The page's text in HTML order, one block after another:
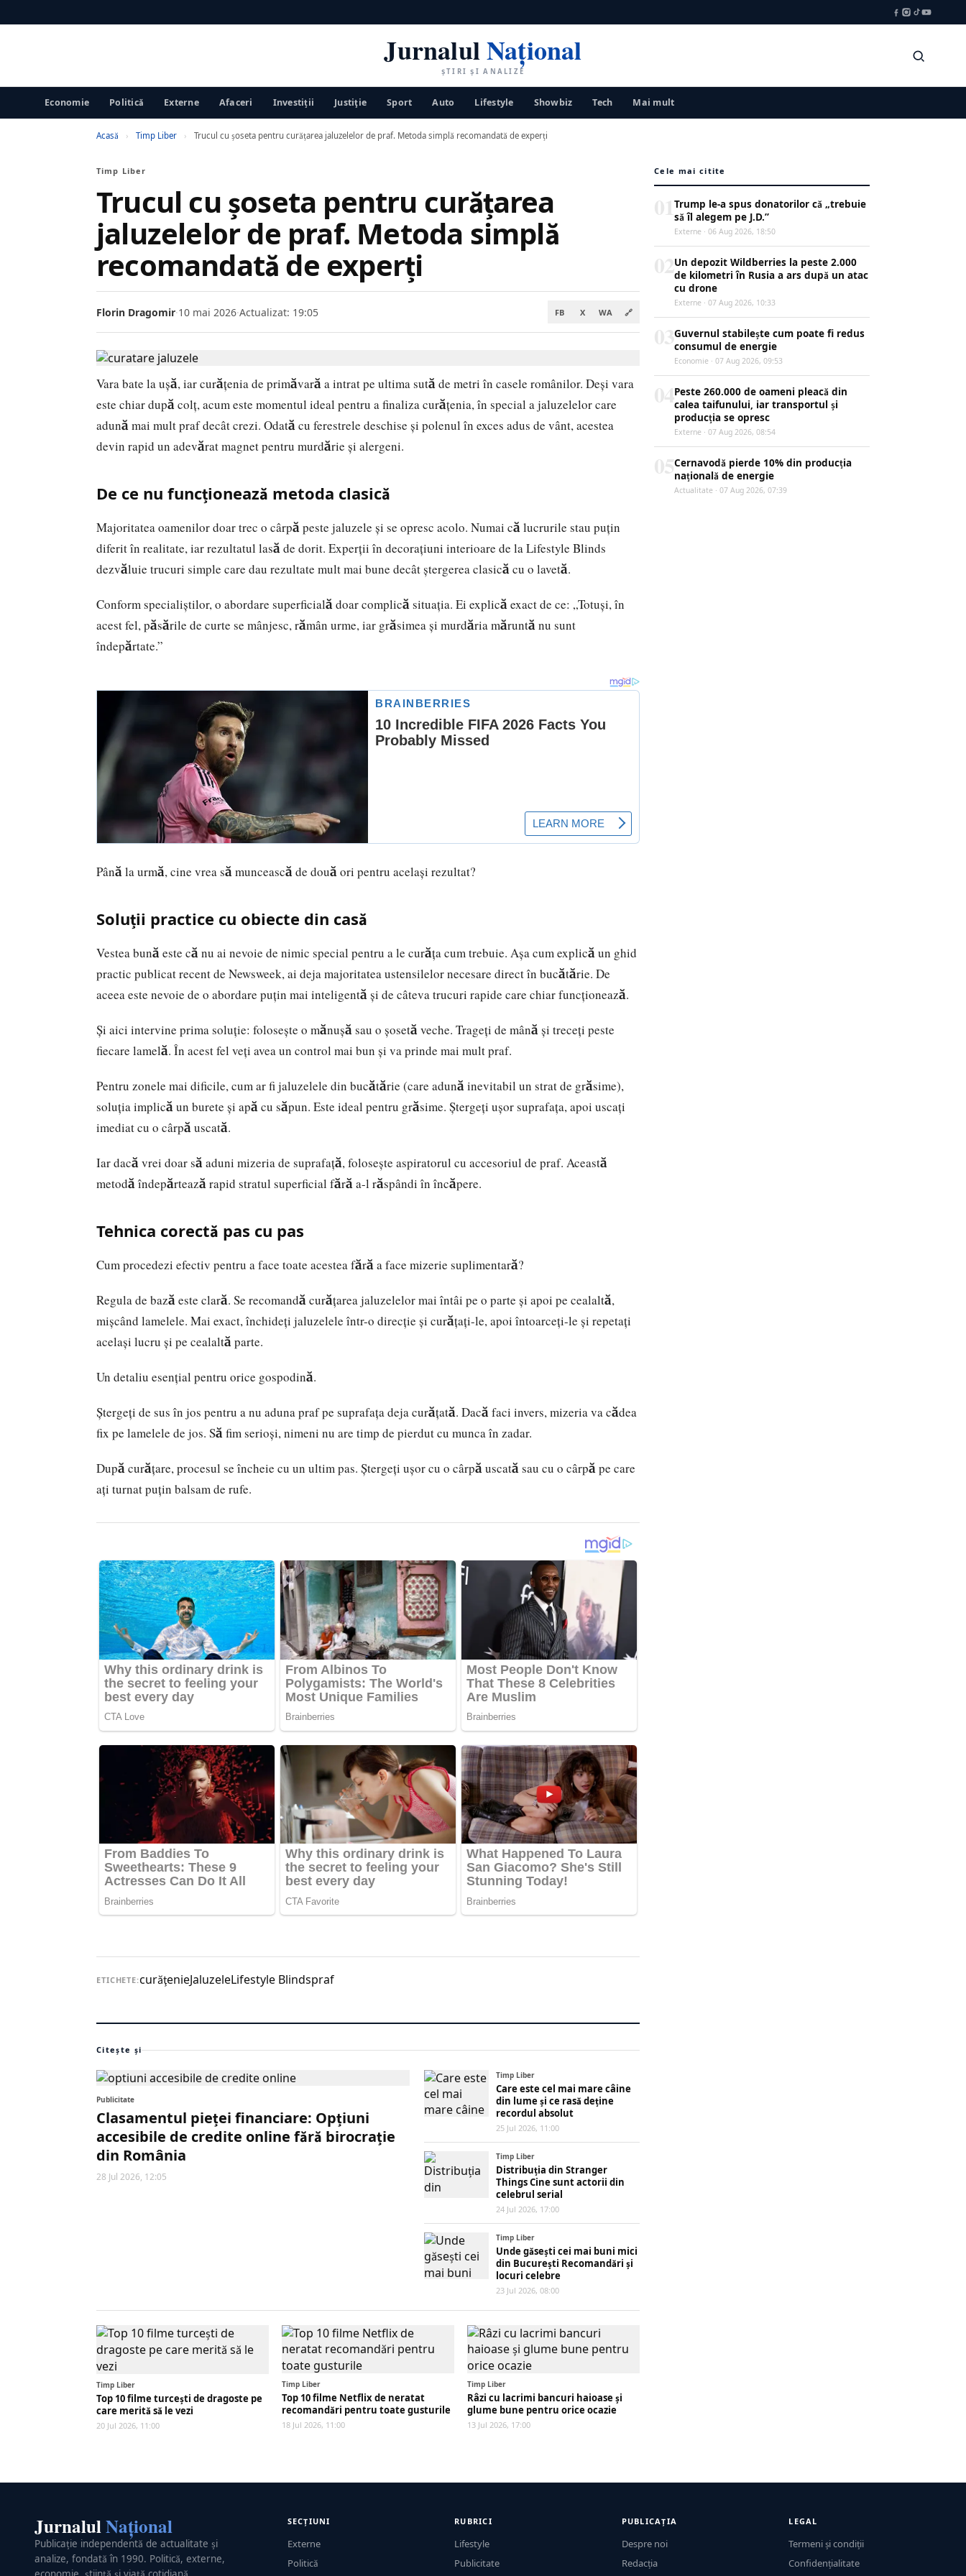
JurnalulNațional
ȘTIRI ȘI ANALIZE
Economie Politică Externe Afaceri Investiții Justiţie Sport Auto Lifestyle Showbiz Tech Mai mult
Acasă › Timp Liber › Trucul cu șoseta pentru curățarea jaluzelelor de praf. Metoda simplă recomandată de experți
Timp Liber
Trucul cu șoseta pentru curățarea
jaluzelelor de praf. Metoda simplă
recomandată de experți
Florin Dragomir·10 mai 2026·Actualizat: 19:05 FB X WA 🔗
Vara bate la ușă, iar curățenia de primăvară a intrat pe ultima sută de metri în casele românilor. Deși vara
este chiar după colț, acum este momentul ideal pentru a finaliza curățenia, în special a jaluzelelor care
adună mai mult praf decât crezi. Odată cu ferestrele deschise și polenul în exces adus de vânt, acestea
devin rapid un adevărat magnet pentru murdărie și alergeni.
De ce nu funcționează metoda clasică
Majoritatea oamenilor doar trec o cârpă peste jaluzele și se opresc acolo. Numai că lucrurile stau puțin
diferit în realitate, iar rezultatul lasă de dorit. Experții în decorațiuni interioare de la Lifestyle Blinds
dezvăluie trucuri simple care dau rezultate mult mai bune decât ștergerea clasică cu o lavetă.
Conform specialiștilor, o abordare superficială doar complică situația. Ei explică exact de ce: „Totuși, în
acest fel, păsările de curte se mânjesc, rămân urme, iar grăsimea și murdăria măruntă nu sunt
îndepărtate.”
Până la urmă, cine vrea să muncească de două ori pentru același rezultat?
Soluții practice cu obiecte din casă
Vestea bună este că nu ai nevoie de nimic special pentru a le curăța cum trebuie. Așa cum explică un ghid
practic publicat recent de Newsweek, ai deja majoritatea ustensilelor necesare direct în bucătărie. De
aceea este nevoie de o abordare puțin mai inteligentă și de câteva trucuri rapide care chiar funcționează.
Și aici intervine prima soluție: folosește o mănușă sau o șosetă veche. Trageți de mână și treceți peste
fiecare lamelă. În acest fel veți avea un control mai bun și va prinde mai mult praf.
Pentru zonele mai dificile, cum ar fi jaluzelele din bucătărie (care adună inevitabil un strat de grăsime),
soluția implică un burete și apă cu săpun. Este ideal pentru grăsime. Ștergeți ușor suprafața, apoi uscați
imediat cu o cârpă uscată.
Iar dacă vrei doar să aduni mizeria de suprafață, folosește aspiratorul cu accesoriul de praf. Această
metodă îndepărtează rapid stratul superficial fără a-l răspândi în încăpere.
Tehnica corectă pas cu pas
Cum procedezi efectiv pentru a face toate acestea fără a face mizerie suplimentară?
Regula de bază este clară. Se recomandă curățarea jaluzelelor mai întâi pe o parte și apoi pe cealaltă,
mișcând lamelele. Mai exact, închideți jaluzelele într-o direcție și curățați-le, apoi întoarceți-le și repetați
același lucru și pe cealaltă parte.
Un detaliu esențial pentru orice gospodină.
Ștergeți de sus în jos pentru a nu aduna praf pe suprafața deja curățată. Dacă faci invers, mizeria va cădea
fix pe lamelele de jos. Să fim serioși, nimeni nu are timp de pierdut cu munca în zadar.
După curățare, procesul se încheie cu un ultim pas. Ștergeți ușor cu o cârpă uscată sau cu o cârpă pe care
ați turnat puțin balsam de rufe.
ETICHETE:curăţenieJaluzeleLifestyle Blindspraf
Citește și
Publicitate
Clasamentul pieței financiare: Opțiuni
accesibile de credite online fără birocrație
din România
28 Jul 2026, 12:05
Timp Liber
Care este cel mai mare câine
din lume și ce rasă deține
recordul absolut
25 Jul 2026, 11:00
Timp Liber
Distribuția din Stranger
Things Cine sunt actorii din
celebrul serial
24 Jul 2026, 17:00
Timp Liber
Unde găsești cei mai buni mici
din București Recomandări și
locuri celebre
23 Jul 2026, 08:00
Timp Liber
Top 10 filme turcești de dragoste pe
care merită să le vezi
20 Jul 2026, 11:00
Timp Liber
Top 10 filme Netflix de neratat
recomandări pentru toate gusturile
18 Jul 2026, 11:00
Timp Liber
Râzi cu lacrimi bancuri haioase și
glume bune pentru orice ocazie
13 Jul 2026, 17:00
Cele mai citite
Trump le-a spus donatorilor că „trebuie
să îl alegem pe J.D.”
Externe · 06 Aug 2026, 18:50
Un depozit Wildberries la peste 2.000
de kilometri în Rusia a ars după un atac
cu drone
Externe · 07 Aug 2026, 10:33
Guvernul stabilește cum poate fi redus
consumul de energie
Economie · 07 Aug 2026, 09:53
Peste 260.000 de oameni pleacă din
calea taifunului, iar transportul și
producția se opresc
Externe · 07 Aug 2026, 08:54
Cernavodă pierde 10% din producția
națională de energie
Actualitate · 07 Aug 2026, 07:39
JurnalulNațional
Publicație independentă de actualitate și
analize, fondată în 1990. Politică, externe,
SECȚIUNI
Externe
Politică
RUBRICI
Lifestyle
Publicitate
PUBLICAȚIA
Despre noi
Redacția
LEGAL
Termeni și condiții
Confidențialitate